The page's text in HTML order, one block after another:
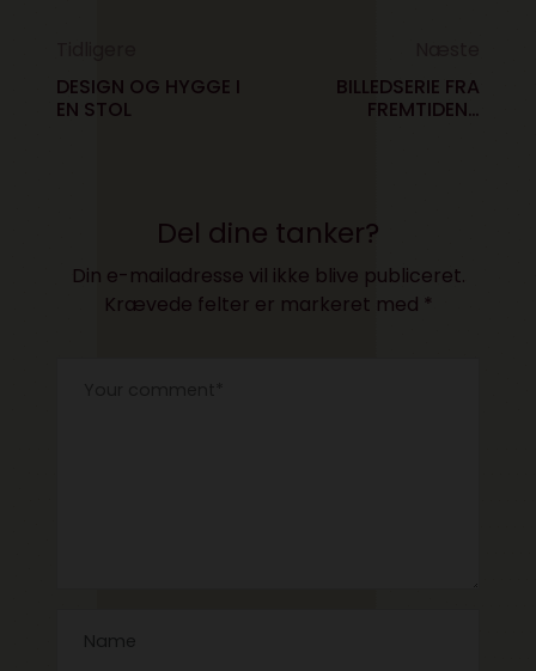
DESIGN OG HYGGE I
EN STOL
BILLEDSERIE FRA
FREMTIDENS
Del dine tanker?
Din e-mailadresse vil ikke blive publiceret.
Krævede felter er markeret med *